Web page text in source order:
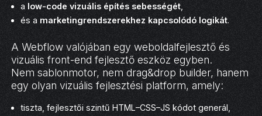
a low-code vizuális építés sebességét,
és a marketingrendszerekhez kapcsolódó logikát.
A Webflow valójában egy weboldalfejlesztő és
vizuális front-end fejlesztő eszköz egyben.
Nem sablonmotor, nem drag&drop builder, hanem
egy olyan vizuális fejlesztési platform, amely:
tiszta, fejlesztői szintű HTML–CSS–JS kódot generál,